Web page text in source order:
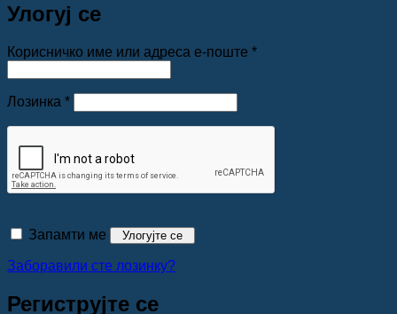
Улогуј се
Корисничко име или адреса е-поште *Обавезно
Лозинка *Обавезно
Запамти ме Улогујте се
Заборавили сте лозинку?
Региструјте се